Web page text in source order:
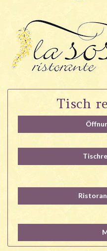
#villacarona
Tisch